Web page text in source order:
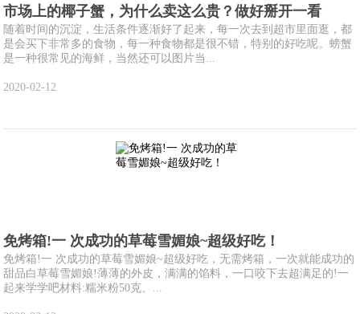
市场上的椰子蟹，为什么卖这么贵？做好掰开一看
随着时间的沉淀，生活条件逐渐好了起来，每一次去到超市里面逛，都
是会买下非常多的食物，每一种食物都是很不错，特别的好吃呢。螃蟹
是一种很常见的海鲜，当然还可以图片当...
2020-02-12
免烤箱!一 次成功的草莓雪媚娘~超级好吃！
免烤箱!一 次成功的草莓雪媚娘~超级好吃，无需烤箱，一次就能成功的
甜品白草莓雪媚娘!薄薄的外皮，满满的馅料，一口咬下去超满足的!一
起来学学吧材料:糯米粉50克、...